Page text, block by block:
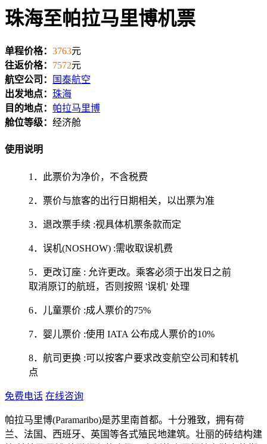
珠海至帕拉马里博机票
单程价格： 3763元
往返价格： 7572元
航空公司：
国泰航空
出发地点： 珠海
目的地点： 帕拉马里博
舱位等级： 经济舱
使用说明
1．此票价为净价，不含税费
2．票价与旅客的出行日期相关，以出票为准
3．退改票手续 :视具体机票条款而定
4．误机(NOSHOW) :需收取误机费
5．更改订座 : 允许更改。乘客必须于出发日之前
取消原订的航班，否则按照 '误机' 处理
6．儿童票价 :成人票价的75%
7．婴儿票价 :使用 IATA 公布成人票价的10%
8．航司更换 :可以按客户要求改变航空公司和转机
点
免费电话 在线咨询
帕拉马里博(Paramaribo)是苏里南首都。十分雅致，拥有荷
兰、法国、西班牙、英国等各式殖民地建筑。壮丽的砖结构建